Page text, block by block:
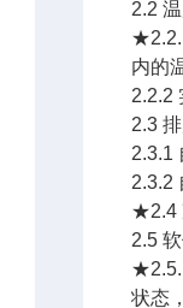
2.2
内的
2.2.2
2.3
2.3.1
2.3.2
★2.4
2.5
状态